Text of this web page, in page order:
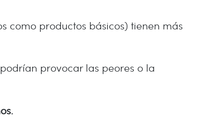
como productos básicos) tienen más
provocar las peores o la